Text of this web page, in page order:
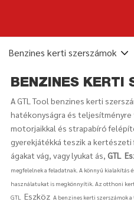
Benzines kerti szerszámok
BENZINES KERTI
A GTL Tool benzines kerti
hatékonyságra és
motorjaikkal és strapabíró
gyerekjátékká teszik a
ágakat vág, vagy lyukat ás, GTL
megfelelnek a feladatnak. A könnyű kialakítás
használatukat is megkönnyítik. Az otthoni
GTL
Eszköz A benzines kerti szerszámok